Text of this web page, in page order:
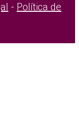
- Política de